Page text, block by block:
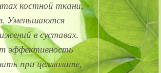
костной ткани,
Уменьшаются
в суставах.
эффективность
при целлюлите,